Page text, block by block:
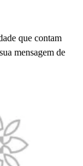
que contam
mensagem de